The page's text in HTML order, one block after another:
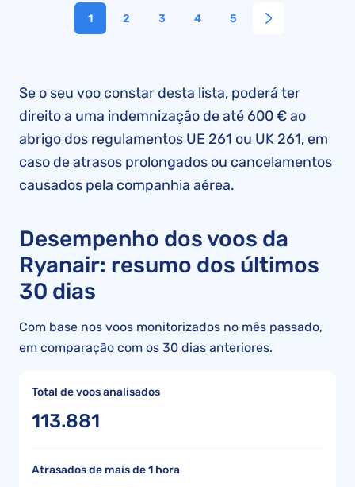
1 2 3 4 5
Se o seu voo constar desta lista, poderá ter
direito a uma indemnização de até 600 € ao
abrigo dos regulamentos UE 261 ou UK 261, em
caso de atrasos prolongados ou cancelamentos
causados pela companhia aérea.
Desempenho dos voos da
Ryanair: resumo dos últimos
30 dias
Com base nos voos monitorizados no mês passado,
em comparação com os 30 dias anteriores.
Total de voos analisados
113.881
Atrasados de mais de 1 hora